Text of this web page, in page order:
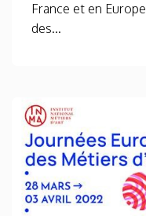
France et en
des...